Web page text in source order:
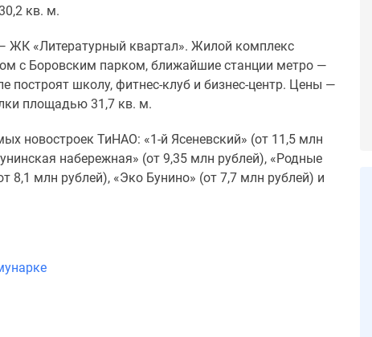
кв. м.
ЖК «Литературный квартал». Жилой комплекс
с Боровским парком, ближайшие станции метро —
построят школу, фитнес-клуб и бизнес-центр. Цены —
площадью 31,7 кв. м.
новостроек ТиНАО: «1-й Ясеневский» (от 11,5 млн
набережная» (от 9,35 млн рублей), «Родные
8,1 млн рублей), «Эко Бунино» (от 7,7 млн рублей) и